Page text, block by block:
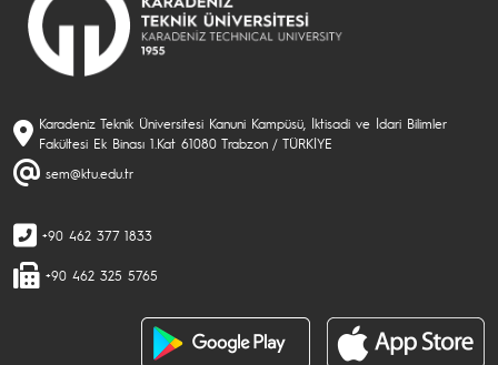
Karadeniz Teknik Üniversitesi Kanuni Kampüsü, İktisadi ve İdari Bilimler
Fakültesi Ek Binası 1.Kat 61080 Trabzon / TÜRKİYE
sem@ktu.edu.tr
+90 462 377 1833
+90 462 325 5765